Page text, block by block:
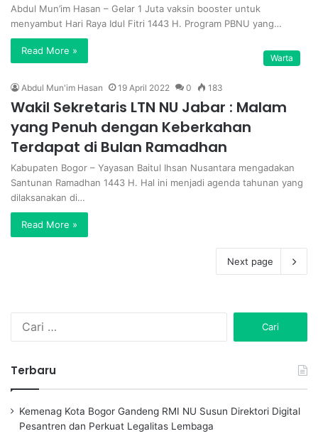
Abdul Mun’im Hasan – Gelar 1 Juta vaksin booster untuk
menyambut Hari Raya Idul Fitri 1443 H. Program PBNU yang…
Read More »
Warta
Abdul Mun'im Hasan 19 April 2022 0 183
Wakil Sekretaris LTN NU Jabar : Malam
yang Penuh dengan Keberkahan
Terdapat di Bulan Ramadhan
Kabupaten Bogor – Yayasan Baitul Ihsan Nusantara mengadakan
Santunan Ramadhan 1443 H. Hal ini menjadi agenda tahunan yang
dilaksanakan di…
Read More »
Next page
Terbaru
Kemenag Kota Bogor Gandeng RMI NU Susun Direktori Digital
Pesantren dan Perkuat Legalitas Lembaga